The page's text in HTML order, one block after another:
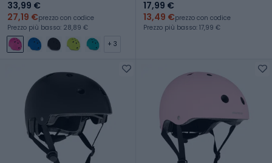
33,99 €
27,19 €prezzo con codice
Prezzo più basso: 28,89 €
+ 3
17,99 €
13,49 €prezzo con codice
Prezzo più basso: 17,99 €